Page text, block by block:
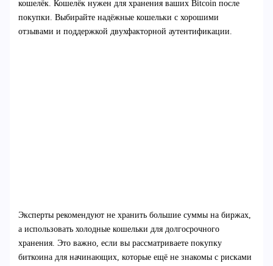
кошелёк. Кошелёк нужен для хранения ваших Bitcoin после
покупки. Выбирайте надёжные кошельки с хорошими
отзывами и поддержкой двухфакторной аутентификации.
Эксперты рекомендуют не хранить большие суммы на биржах,
а использовать холодные кошельки для долгосрочного
хранения. Это важно, если вы рассматриваете покупку
биткоина для начинающих, которые ещё не знакомы с рисками